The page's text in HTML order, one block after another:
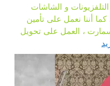
و الشاشات
كما أننا نعمل على تأمين
، العمل على تحويل